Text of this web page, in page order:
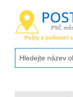
PSČ
Pošty a poštovní